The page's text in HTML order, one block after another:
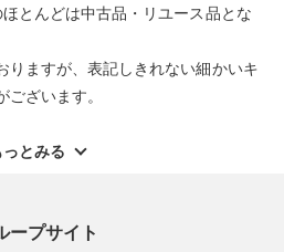
とんどは中古品・リユース品とな
りますが、表記しきれない細かいキ
ざいます。
い申し上げます。
っとみる
ープサイト